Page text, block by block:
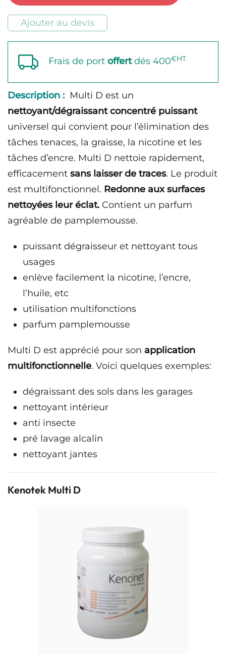
Ajouter au devis
Frais de port offertdés 400€HT
Description : Multi D est un
nettoyant/dégraissant concentré puissant
universel qui convient pour l’élimination des
tâches tenaces, la graisse, la nicotine et les
tâches d’encre. Multi D nettoie rapidement,
efficacement sans laisser de traces. Le produit
est multifonctionnel. Redonne aux surfaces
nettoyées leur éclat. Contient un parfum
agréable de pamplemousse.
puissant dégraisseur et nettoyant tous
usages
enlève facilement la nicotine, l’encre,
l’huile, etc
utilisation multifonctions
parfum pamplemousse
Multi D est apprécié pour son application
multifonctionnelle. Voici quelques exemples:
dégraissant des sols dans les garages
nettoyant intérieur
anti insecte
pré lavage alcalin
nettoyant jantes
Kenotek Multi D